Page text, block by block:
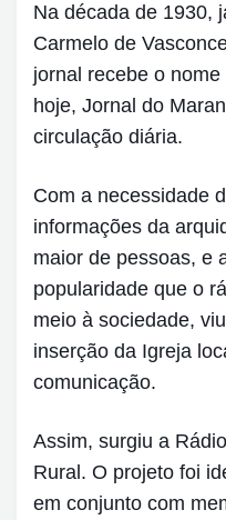
Na década de 1930,
Carmelo de
jornal recebe o
hoje, Jornal do
circulação diária.
Com a necessidade
informações da
maior de pessoas, e
popularidade que o
meio à sociedade,
inserção da Igreja
comunicação.
Assim, surgiu a
Rural. O projeto foi
em conjunto com